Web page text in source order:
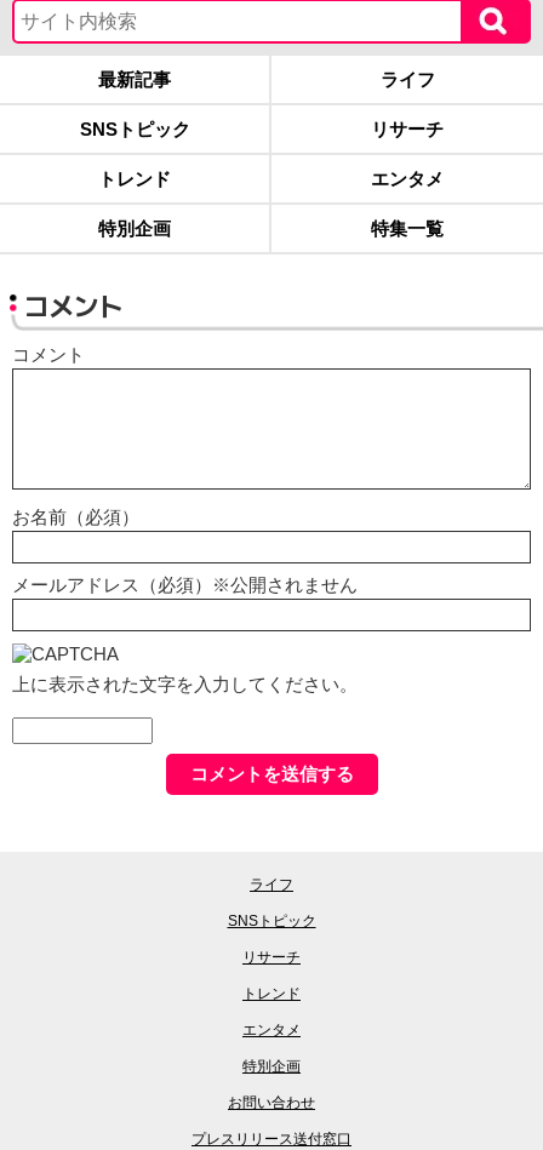
最新記事 ライフ
SNSトピック リサーチ
トレンド エンタメ
特別企画 特集一覧
コメント
コメント
お名前（必須）
メールアドレス（必須）※公開されません
上に表示された文字を入力してください。
ライフ
SNSトピック
リサーチ
トレンド
エンタメ
特別企画
お問い合わせ
プレスリリース送付窓口